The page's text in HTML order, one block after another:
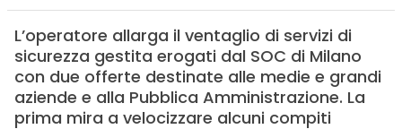
L’operatore allarga il ventaglio di servizi di
sicurezza gestita erogati dal SOC di Milano
con due offerte destinate alle medie e grandi
aziende e alla Pubblica Amministrazione. La
prima mira a velocizzare alcuni compiti